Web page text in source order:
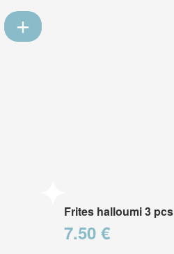
Frites halloumi 3 pcs
7.50 €